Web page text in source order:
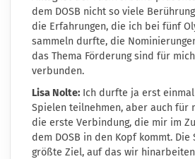
dem DOSB nicht so viele
die Erfahrungen, die ich bei fünf
sammeln durfte, die
das Thema Förderung sind für
verbunden.
Lisa Nolte: Ich durfte ja erst
Spielen teilnehmen, aber auch für
die erste Verbindung, die mir im
dem DOSB in den Kopf kommt.
größte Ziel, auf das wir